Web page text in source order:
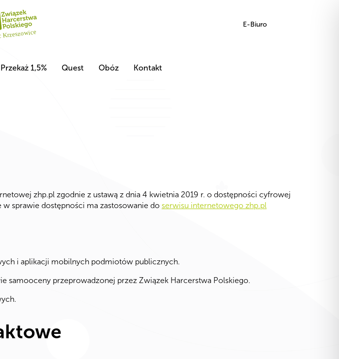
E-Biuro
Przekaż 1,5% Quest Obóz Kontakt
zhp.pl zgodnie z ustawą z dnia 4 kwietnia 2019 r. o dostępności cyfrowej
sprawie dostępności ma zastosowanie do serwisu internetowego zhp.pl
i aplikacji mobilnych podmiotów publicznych.
samooceny przeprowadzonej przez Związek Harcerstwa Polskiego.